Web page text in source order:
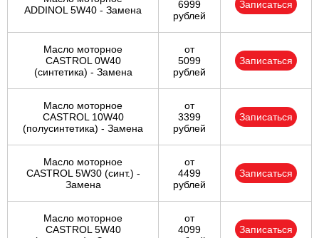
ADDINOL 5W40 - Замена
6999
рублей
Записаться
Масло моторное
CASTROL 0W40
(синтетика) - Замена
от
5099
рублей
Записаться
Масло моторное
CASTROL 10W40
(полусинтетика) - Замена
от
3399
рублей
Записаться
Масло моторное
CASTROL 5W30 (синт.) -
Замена
от
4499
рублей
Записаться
Масло моторное
CASTROL 5W40
от
4099
Записаться